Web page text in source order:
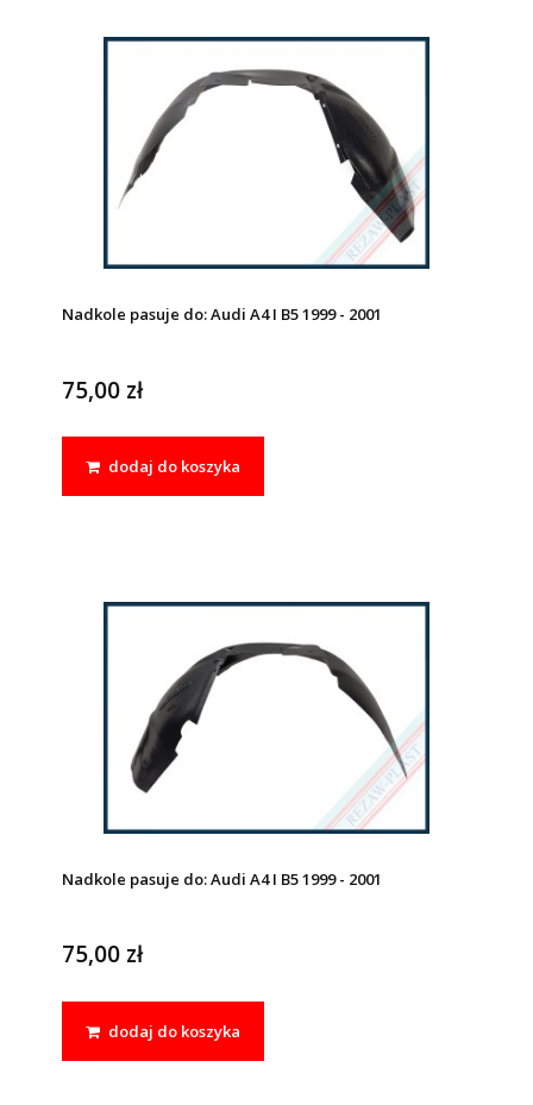
Nadkole pasuje do: Audi A4 I B5 1999 - 2001
75,00 zł
dodaj do koszyka
Nadkole pasuje do: Audi A4 I B5 1999 - 2001
75,00 zł
dodaj do koszyka